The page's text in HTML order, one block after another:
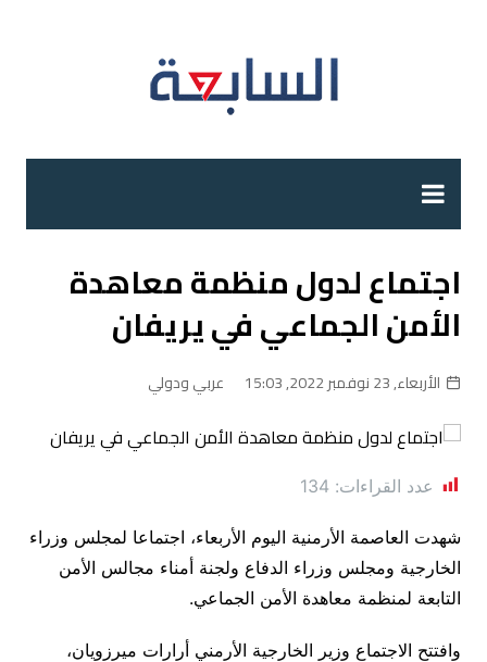
اجتماع لدول منظمة معاهدة
الأمن الجماعي في يريفان
الأربعاء, 23 نوفمبر 2022, 15:03 عربي ودولي
عدد القراءات: 134
شهدت العاصمة الأرمنية اليوم الأربعاء، اجتماعا لمجلس وزراء
الخارجية ومجلس وزراء الدفاع ولجنة أمناء مجالس الأمن
التابعة لمنظمة معاهدة الأمن الجماعي.
وافتتح الاجتماع وزير الخارجية الأرمني أرارات ميرزويان،